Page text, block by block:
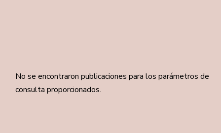
No se encontraron publicaciones para los parámetros de
consulta proporcionados.